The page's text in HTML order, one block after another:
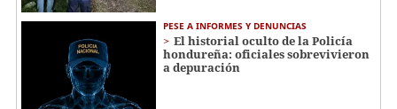
PESE A INFORMES Y DENUNCIAS
El historial oculto de la Policía
hondureña: oficiales sobrevivieron
a depuración